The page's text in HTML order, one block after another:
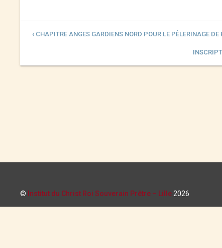
‹ CHAPITRE ANGES GARDIENS NORD POUR LE PÈLERINAGE
© Institut du Christ Roi Souverain Prêtre – Lille 2026